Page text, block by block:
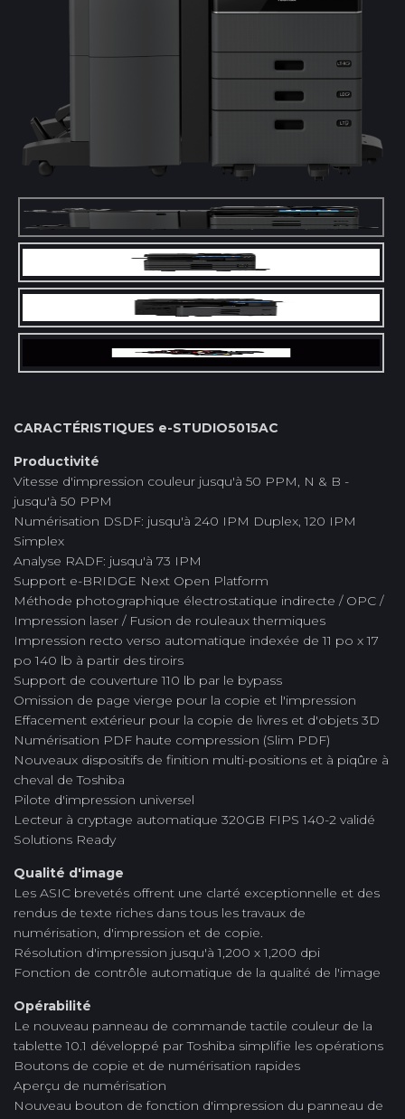
CARACTÉRISTIQUES e-STUDIO5015AC
Productivité
Vitesse d'impression couleur jusqu'à 50 PPM, N & B -
jusqu'à 50 PPM
Numérisation DSDF: jusqu'à 240 IPM Duplex, 120 IPM
Simplex
Analyse RADF: jusqu'à 73 IPM
Support e-BRIDGE Next Open Platform
Méthode photographique électrostatique indirecte / OPC /
Impression laser / Fusion de rouleaux thermiques
Impression recto verso automatique indexée de 11 po x 17
po 140 lb à partir des tiroirs
Support de couverture 110 lb par le bypass
Omission de page vierge pour la copie et l'impression
Effacement extérieur pour la copie de livres et d'objets 3D
Numérisation PDF haute compression (Slim PDF)
Nouveaux dispositifs de finition multi-positions et à piqûre à
cheval de Toshiba
Pilote d'impression universel
Lecteur à cryptage automatique 320GB FIPS 140-2 validé
Solutions Ready
Qualité d'image
Les ASIC brevetés offrent une clarté exceptionnelle et des
rendus de texte riches dans tous les travaux de
numérisation, d'impression et de copie.
Résolution d'impression jusqu'à 1,200 x 1,200 dpi
Fonction de contrôle automatique de la qualité de l'image
Opérabilité
Le nouveau panneau de commande tactile couleur de la
tablette 10.1 développé par Toshiba simplifie les opérations
Boutons de copie et de numérisation rapides
Aperçu de numérisation
Nouveau bouton de fonction d'impression du panneau de